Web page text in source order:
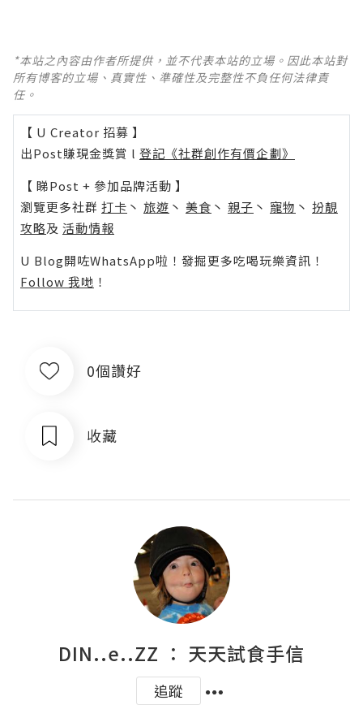
*本站之內容由作者所提供，並不代表本站的立場。因此本站對
所有博客的立場、真實性、準確性及完整性不負任何法律責
任。
【 U Creator 招募 】
出Post賺現金獎賞 l 登記《社群創作有價企劃》
【 睇Post + 參加品牌活動 】
瀏覽更多社群 打卡 丶 旅遊 丶 美食 丶 親子 丶 寵物 丶 扮靚
攻略及 活動情報
U Blog開咗WhatsApp啦！發掘更多吃喝玩樂資訊！
Follow 我哋 ！
0個讚好
收藏
DIN..e..ZZ ： 天天試食手信
追蹤